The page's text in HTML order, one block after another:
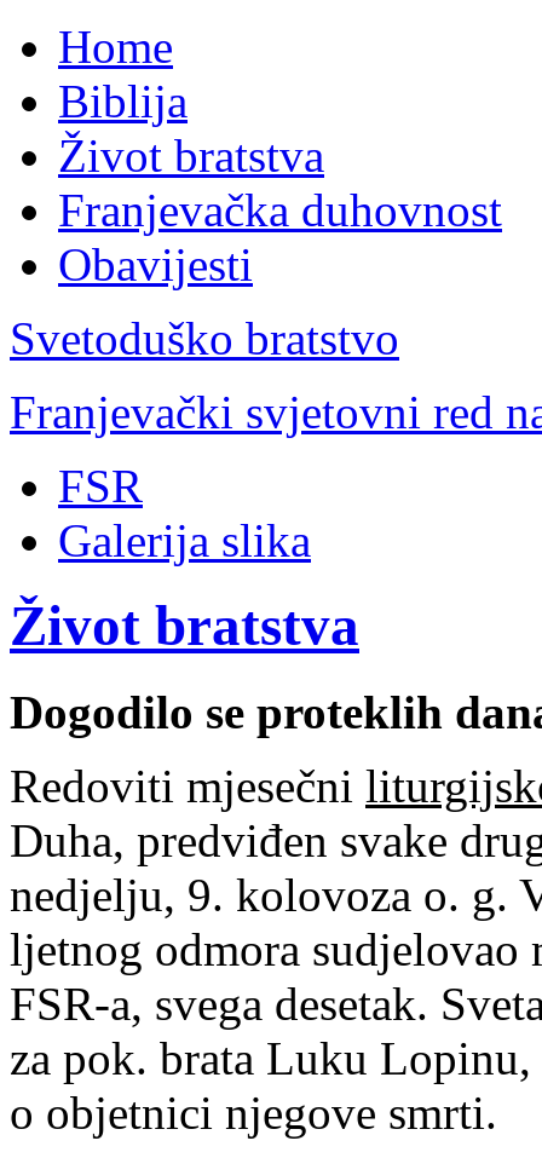
Home
Biblija
Život bratstva
Franjevačka duhovnost
Obavijesti
Svetoduško bratstvo
Franjevački svjetovni red
FSR
Galerija slika
Život bratstva
Dogodilo se proteklih
Redoviti mjesečni
Duha, predviđen svake
nedjelju, 9. kolovoza o. g.
ljetnog odmora sudjelovao
FSR-a, svega desetak.
za pok. brata Luku
o objetnici njegove smrti.